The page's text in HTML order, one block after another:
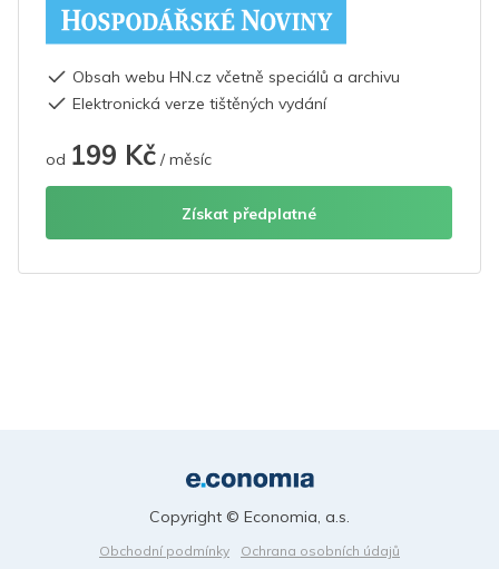
Obsah webu HN.cz včetně speciálů a archivu
Elektronická verze tištěných vydání
od 199 Kč / měsíc
Získat předplatné
Obchodní podmínky
Ochrana osobních údajů
Copyright © Economia, a.s.